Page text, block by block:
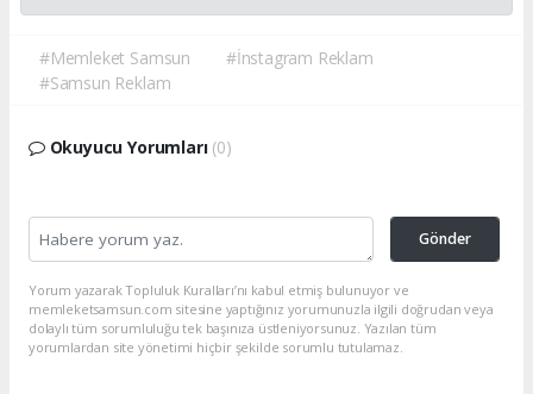
#Memleket Samsun
#İnstagram Reklam
#Samsun Reklam
Okuyucu Yorumları (0)
Gönder
Yorum yazarak Topluluk Kuralları’nı kabul etmiş bulunuyor ve
memleketsamsun.com sitesine yaptığınız yorumunuzla ilgili doğrudan veya
dolaylı tüm sorumluluğu tek başınıza üstleniyorsunuz. Yazılan tüm
yorumlardan site yönetimi hiçbir şekilde sorumlu tutulamaz.